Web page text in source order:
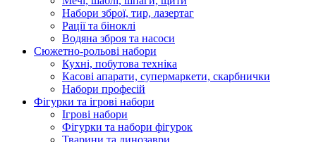
Набори зброї, тир, лазертаг
Рації та біноклі
Водяна зброя та насоси
Сюжетно-рольові набори
Кухні, побутова техніка
Касові апарати, супермаркети, скарбнички
Набори професій
Фігурки та ігрові набори
Ігрові набори
Фігурки та набори фігурок
Тварини та динозаври